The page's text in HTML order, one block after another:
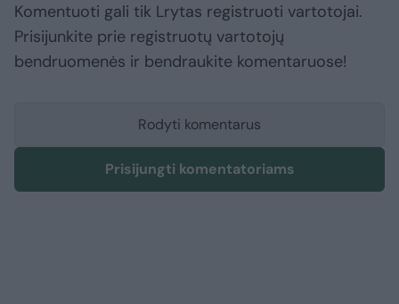
Komentuoti gali tik Lrytas registruoti vartotojai.
Prisijunkite prie registruotų vartotojų
bendruomenės ir bendraukite komentaruose!
Rodyti komentarus
Prisijungti komentatoriams